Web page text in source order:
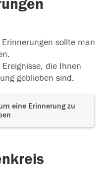
sollte man
die Ihnen
geblieben sind.
eine Erinnerung zu